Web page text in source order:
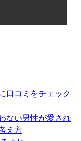
口コミをチェック
ない男性が愛され
え方